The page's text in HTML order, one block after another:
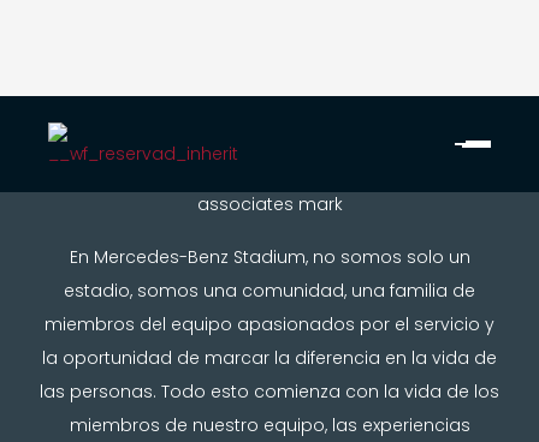
En Mercedes-Benz Stadium, no somos solo un
estadio, somos una comunidad, una familia de
miembros del equipo apasionados por el servicio y
la oportunidad de marcar la diferencia en la vida de
las personas. Todo esto comienza con la vida de los
miembros de nuestro equipo, las experiencias